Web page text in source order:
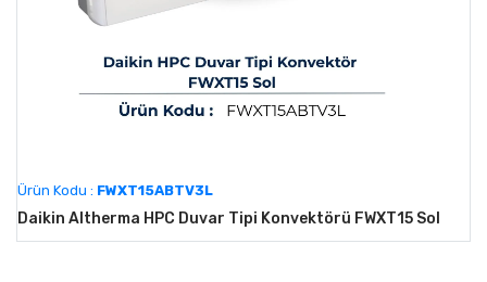
Ürün Kodu : FWXT15ABTV3L
Daikin Altherma HPC Duvar Tipi Konvektörü FWXT15 Sol